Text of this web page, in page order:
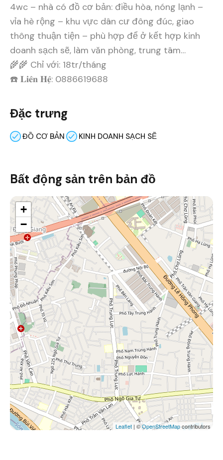
4wc – nhà có đồ cơ bản: điều hòa, nóng lạnh –
vỉa hè rộng – khu vực dân cư đông đúc, giao
thông thuận tiện – phù hợp để ở kết hợp kinh
doanh sạch sẽ, làm văn phòng, trung tâm…
🌾🌾 Chỉ với: 18tr/tháng
☎️ 𝐋𝐢𝐞̂𝐧 𝐇𝐞̣̂: 0886619688
Đặc trưng
ĐỒ CƠ BẢN KINH DOANH SẠCH SẼ
Bất động sản trên bản đồ
+
−
Leaflet | ©OpenStreetMapcontributors